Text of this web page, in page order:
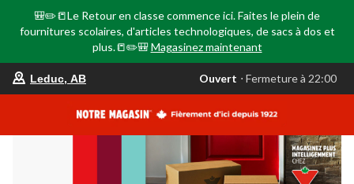
🎒✏️📒Le Retour en classe commence ici. Faites le plein de
fournitures scolaires, d'articles technologiques, de sacs à dos et
plus.📒✏️🎒 Magasinez maintenant
votre
est
AB,
Ouvert,
Fermeture
Leduc, AB Ouvert ⋅ Fermeture à 22:00